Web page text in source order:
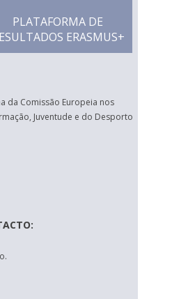
PLATAFORMA DE
ERASMUS+
da Comissão Europeia nos
Juventude e do Desporto